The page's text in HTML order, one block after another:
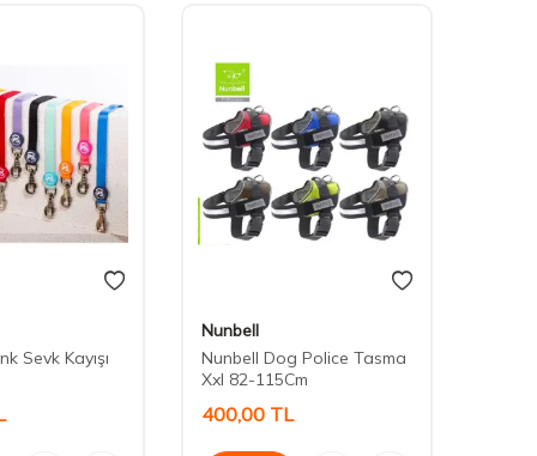
Sevk Kayışı
Nunbell
Nunbell Dog Police Tasma
Xxl 82-115Cm
400,00 TL